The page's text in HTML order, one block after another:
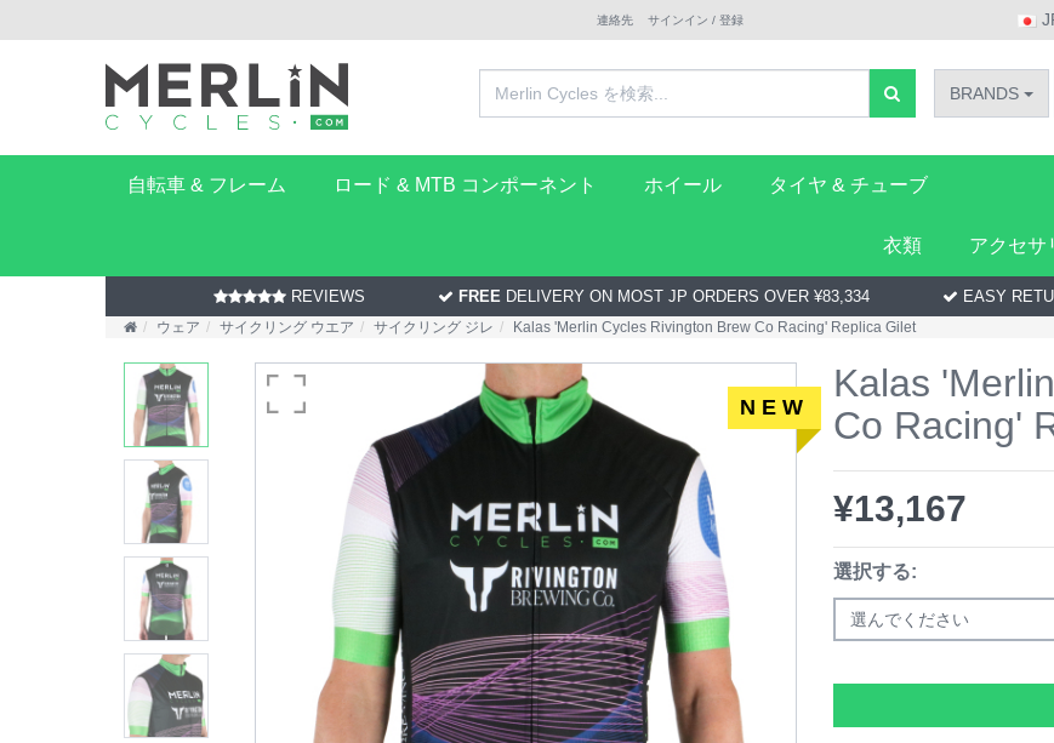
連絡先 サインイン / 登録
BRANDS
自転車 & フレーム ロード & MTB コンポーネント ホイール タイヤ & チューブ
衣類 アクセサ
REVIEWS FREE DELIVERY ON MOST JP ORDERS OVER ¥83,334 EASY
ウェア サイクリング ウエア サイクリング ジレ Kalas 'Merlin Cycles Rivington Brew Co Racing' Replica Gilet
NEW
Kalas
Co Racing'
¥13,167
選択する:
選んでください